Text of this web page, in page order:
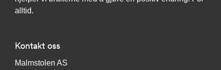
alltid.
Kontakt oss
Malmstolen AS